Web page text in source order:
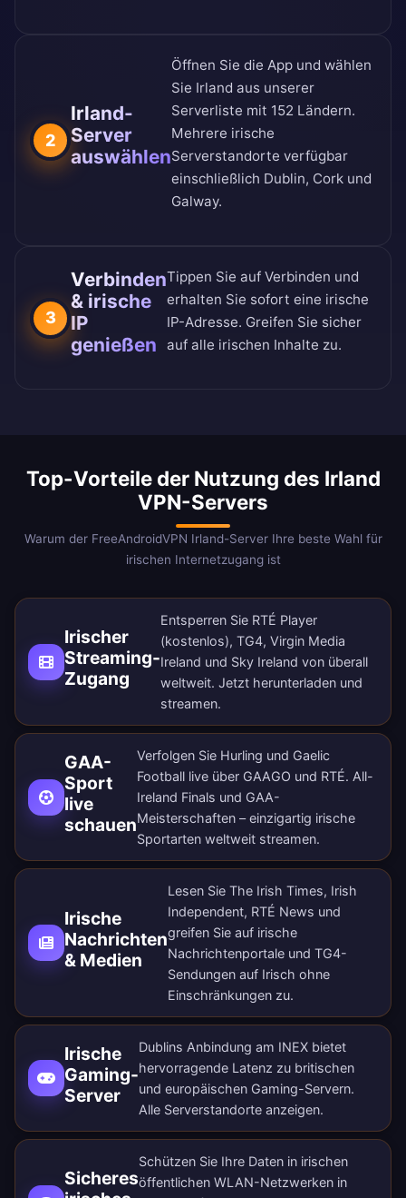
2
Irland-
Server
auswählen
Öffnen Sie die App und wählen
Sie Irland aus unserer
Serverliste mit 152 Ländern.
Mehrere irische
Serverstandorte verfügbar
einschließlich Dublin, Cork und
Galway.
3
Verbinden
& irische
IP
genießen
Tippen Sie auf Verbinden und
erhalten Sie sofort eine irische
IP-Adresse. Greifen Sie sicher
auf alle irischen Inhalte zu.
Top-Vorteile der Nutzung des Irland
VPN-Servers
Warum der FreeAndroidVPN Irland-Server Ihre beste Wahl für
irischen Internetzugang ist
Irischer
Streaming-
Zugang
Entsperren Sie RTÉ Player
(kostenlos), TG4, Virgin Media
Ireland und Sky Ireland von überall
weltweit. Jetzt herunterladen und
streamen.
GAA-
Sport
live
schauen
Verfolgen Sie Hurling und Gaelic
Football live über GAAGO und RTÉ. All-
Ireland Finals und GAA-
Meisterschaften – einzigartig irische
Sportarten weltweit streamen.
Irische
Nachrichten
& Medien
Lesen Sie The Irish Times, Irish
Independent, RTÉ News und
greifen Sie auf irische
Nachrichtenportale und TG4-
Sendungen auf Irisch ohne
Einschränkungen zu.
Irische
Gaming-
Server
Dublins Anbindung am INEX bietet
hervorragende Latenz zu britischen
und europäischen Gaming-Servern.
Alle Serverstandorte anzeigen.
Sicheres
Schützen Sie Ihre Daten in irischen
öffentlichen WLAN-Netzwerken in